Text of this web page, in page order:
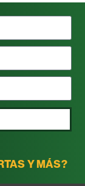
Y MÁS?